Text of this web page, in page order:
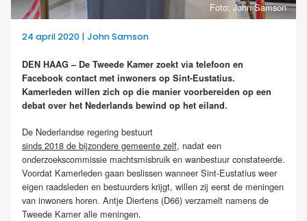
Foto: John Samson
24 april 2020 | John Samson
DEN HAAG – De Tweede Kamer zoekt via telefoon en
Facebook contact met inwoners op Sint-Eustatius.
Kamerleden willen zich op die manier voorbereiden op een
debat over het Nederlands bewind op het eiland.
De Nederlandse regering bestuurt
sinds 2018 de bijzondere gemeente zelf, nadat een
onderzoekscommissie machtsmisbruik en wanbestuur constateerde.
Voordat Kamerleden gaan beslissen wanneer Sint-Eustatius weer
eigen raadsleden en bestuurders krijgt, willen zij eerst de meningen
van inwoners horen. Antje Diertens (D66) verzamelt namens de
Tweede Kamer alle meningen.